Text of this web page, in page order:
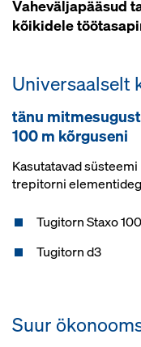
Vaheväljapääsud
kõikidele
Universaalselt
tänu
100 m kõrguseni
Kasutatavad
trepitorni
Tugitorn Staxo 100
Tugitorn d3
Suur